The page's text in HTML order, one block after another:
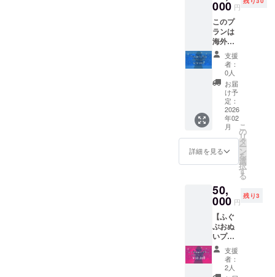
を記載
お願い
いたし
ます。
ん。 ・
酒類の
提供は
いたし
ませ
ん。 ■
共通あ
りがと
うボイ
ス ■サ
イン入
りKV壁
紙 ■初
配信お
載
（中）
にXアカ
ウント
を記載
お願い
いたし
ます。
(お持ち
でない
場合は
なし、
タジオ
代はご
負担く
ださ
い。 ・
スタッ
フが同
行しま
すが、
ぷおぷ
おと支
援者様
の分の
スタジ
ご負担
くださ
ランで
は1名の
み参加
いただ
けま
す。
（複数
カメラ
マンで
るお名
前をご
記入く
ださい
※缶バッ
ジの形
状は、
直径
57mm
の丸形
の缶
バッジ
です ※
アクリ
ンドは
100mm
ズを予
定して
おりま
す ※3次
元オリ
ジナル
コスプ
レ動画
は1分前
スは1分
前後を
予定し
てお
り、ダ
ウン
ロード
URLを
メール
にて送
付させ
ていた
だきま
す ※お
名前の
掲載は
トでの
掲載と
なりま
す ※プ
ラン購
入の
際、必
ず備考
欄に掲
イラス
ト付き
ボイス
メッ
セージ
■3次元
オリジ
ナルコ
スプレ
動画 ■
写真集
にクレ
ジット
★B2タ
ペスト
リー ※
スは1分
前後を
予定し
てお
り、ダ
ウン
ロード
URLを
メール
000 円
このプ
ランは
海外支
援者向
けのプ
ランと
なりま
す This
plan is
overse
support
ers 此
計劃適
用於國
者 ■共
通あり
がとう
ボイス
■サイン
入りKV
壁紙 ■
初配信
お名前
支援
者：
0人
お届
け予
定：
2026
年02
月
詳細を見る
こ
の
リ
タ
ー
ン
を
選
択
す
る
50,
000 円
残り3
【ふぐ
ぷおぬ
いプラ
ン】 ★
ぷおぷ
おが手
支援
者：
2人